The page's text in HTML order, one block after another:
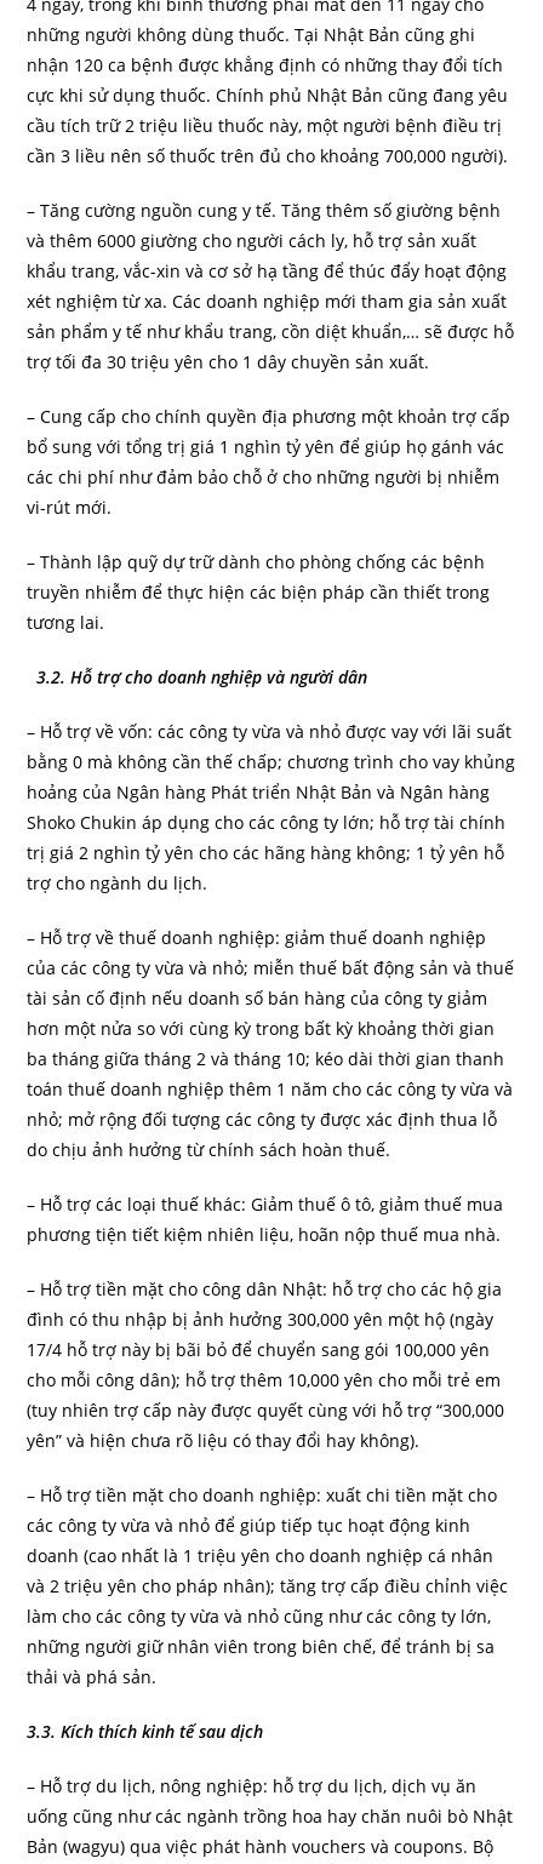
4 ngày, trong khi bình thường phải mất đến 11 ngày cho
những người không dùng thuốc. Tại Nhật Bản cũng ghi
nhận 120 ca bệnh được khẳng định có những thay đổi tích
cực khi sử dụng thuốc. Chính phủ Nhật Bản cũng đang yêu
cầu tích trữ 2 triệu liều thuốc này, một người bệnh điều trị
cần 3 liều nên số thuốc trên đủ cho khoảng 700,000 người).
– Tăng cường nguồn cung y tế. Tăng thêm số giường bệnh
và thêm 6000 giường cho người cách ly, hỗ trợ sản xuất
khẩu trang, vắc-xin và cơ sở hạ tầng để thúc đẩy hoạt động
xét nghiệm từ xa. Các doanh nghiệp mới tham gia sản xuất
sản phẩm y tế như khẩu trang, cồn diệt khuẩn,… sẽ được hỗ
trợ tối đa 30 triệu yên cho 1 dây chuyền sản xuất.
– Cung cấp cho chính quyền địa phương một khoản trợ cấp
bổ sung với tổng trị giá 1 nghìn tỷ yên để giúp họ gánh vác
các chi phí như đảm bảo chỗ ở cho những người bị nhiễm
vi-rút mới.
– Thành lập quỹ dự trữ dành cho phòng chống các bệnh
truyền nhiễm để thực hiện các biện pháp cần thiết trong
tương lai.
3.2. Hỗ trợ cho doanh nghiệp và người dân
– Hỗ trợ về vốn: các công ty vừa và nhỏ được vay với lãi suất
bằng 0 mà không cần thế chấp; chương trình cho vay khủng
hoảng của Ngân hàng Phát triển Nhật Bản và Ngân hàng
Shoko Chukin áp dụng cho các công ty lớn; hỗ trợ tài chính
trị giá 2 nghìn tỷ yên cho các hãng hàng không; 1 tỷ yên hỗ
trợ cho ngành du lịch.
– Hỗ trợ về thuế doanh nghiệp: giảm thuế doanh nghiệp
của các công ty vừa và nhỏ; miễn thuế bất động sản và thuế
tài sản cố định nếu doanh số bán hàng của công ty giảm
hơn một nửa so với cùng kỳ trong bất kỳ khoảng thời gian
ba tháng giữa tháng 2 và tháng 10; kéo dài thời gian thanh
toán thuế doanh nghiệp thêm 1 năm cho các công ty vừa và
nhỏ; mở rộng đối tượng các công ty được xác định thua lỗ
do chịu ảnh hưởng từ chính sách hoàn thuế.
– Hỗ trợ các loại thuế khác: Giảm thuế ô tô, giảm thuế mua
phương tiện tiết kiệm nhiên liệu, hoãn nộp thuế mua nhà.
– Hỗ trợ tiền mặt cho công dân Nhật: hỗ trợ cho các hộ gia
đình có thu nhập bị ảnh hưởng 300,000 yên một hộ (ngày
17/4 hỗ trợ này bị bãi bỏ để chuyển sang gói 100,000 yên
cho mỗi công dân); hỗ trợ thêm 10,000 yên cho mỗi trẻ em
(tuy nhiên trợ cấp này được quyết cùng với hỗ trợ “300,000
yên” và hiện chưa rõ liệu có thay đổi hay không).
– Hỗ trợ tiền mặt cho doanh nghiệp: xuất chi tiền mặt cho
các công ty vừa và nhỏ để giúp tiếp tục hoạt động kinh
doanh (cao nhất là 1 triệu yên cho doanh nghiệp cá nhân
và 2 triệu yên cho pháp nhân); tăng trợ cấp điều chỉnh việc
làm cho các công ty vừa và nhỏ cũng như các công ty lớn,
những người giữ nhân viên trong biên chế, để tránh bị sa
thải và phá sản.
3.3. Kích thích kinh tế sau dịch
– Hỗ trợ du lịch, nông nghiệp: hỗ trợ du lịch, dịch vụ ăn
uống cũng như các ngành trồng hoa hay chăn nuôi bò Nhật
Bản (wagyu) qua việc phát hành vouchers và coupons. Bộ